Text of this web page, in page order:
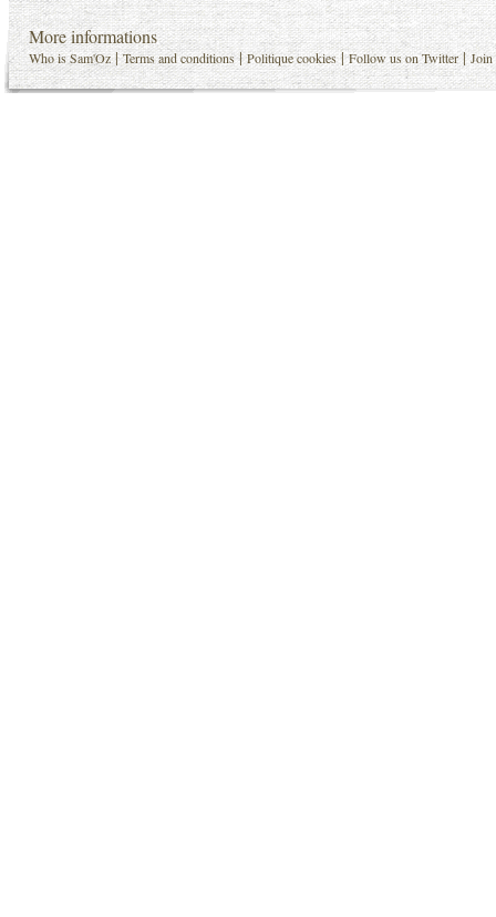
More informations
Who is Sam'Oz |Terms and conditions |Politique cookies |Follow us on Twitter |Join